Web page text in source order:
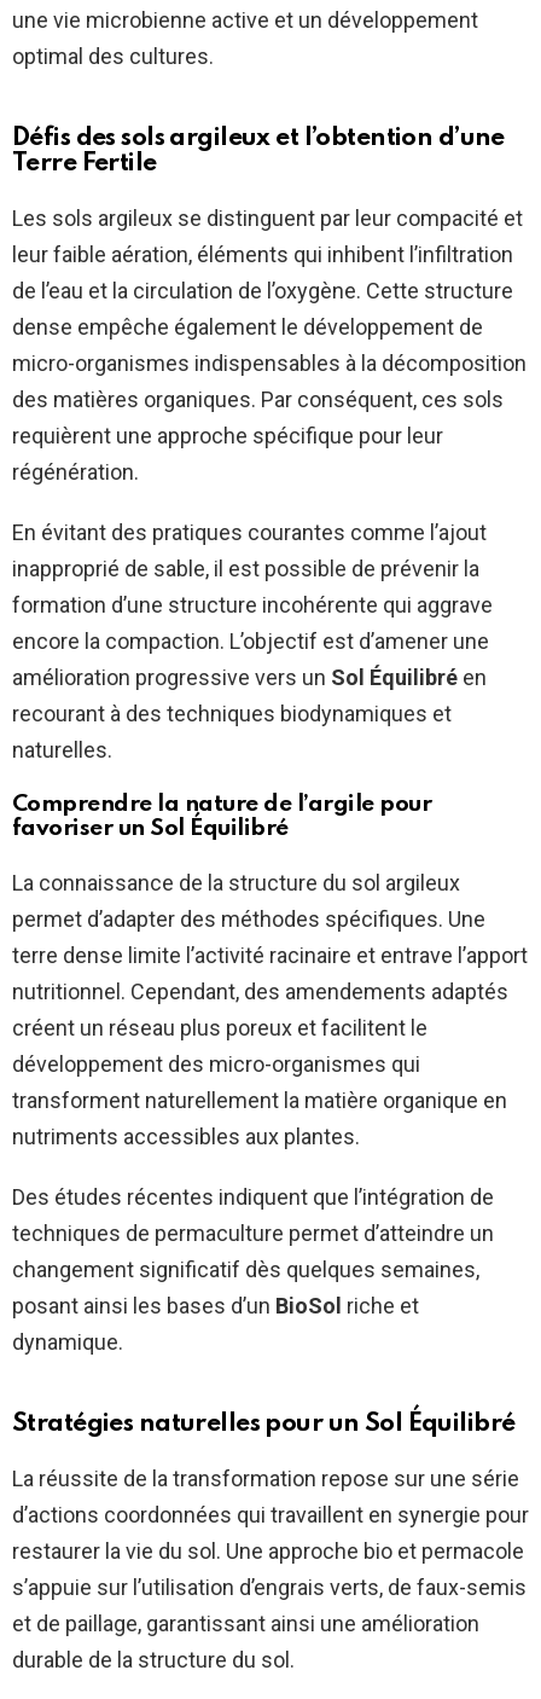
une vie microbienne active et un développement
optimal des cultures.
Défis des sols argileux et l’obtention d’une
Terre Fertile
Les sols argileux se distinguent par leur compacité et
leur faible aération, éléments qui inhibent l’infiltration
de l’eau et la circulation de l’oxygène. Cette structure
dense empêche également le développement de
micro-organismes indispensables à la décomposition
des matières organiques. Par conséquent, ces sols
requièrent une approche spécifique pour leur
régénération.
En évitant des pratiques courantes comme l’ajout
inapproprié de sable, il est possible de prévenir la
formation d’une structure incohérente qui aggrave
encore la compaction. L’objectif est d’amener une
amélioration progressive vers un Sol Équilibré en
recourant à des techniques biodynamiques et
naturelles.
Comprendre la nature de l’argile pour
favoriser un Sol Équilibré
La connaissance de la structure du sol argileux
permet d’adapter des méthodes spécifiques. Une
terre dense limite l’activité racinaire et entrave l’apport
nutritionnel. Cependant, des amendements adaptés
créent un réseau plus poreux et facilitent le
développement des micro-organismes qui
transforment naturellement la matière organique en
nutriments accessibles aux plantes.
Des études récentes indiquent que l’intégration de
techniques de permaculture permet d’atteindre un
changement significatif dès quelques semaines,
posant ainsi les bases d’un BioSol riche et
dynamique.
Stratégies naturelles pour un Sol Équilibré
La réussite de la transformation repose sur une série
d’actions coordonnées qui travaillent en synergie pour
restaurer la vie du sol. Une approche bio et permacole
s’appuie sur l’utilisation d’engrais verts, de faux-semis
et de paillage, garantissant ainsi une amélioration
durable de la structure du sol.